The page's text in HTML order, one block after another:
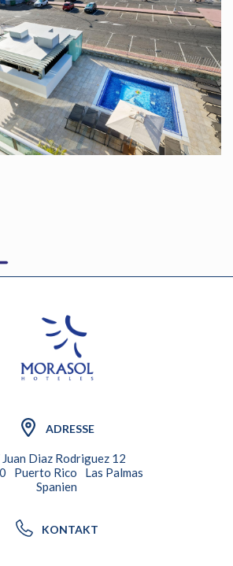
ADRESSE
Diaz Rodriguez 12
Puerto Rico
Las Palmas
Spanien
KONTAKT